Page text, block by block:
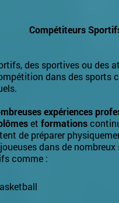
Compétiteurs
des sportives ou des
dans des sports
expériences
et formations
de préparer
dans de nombreux
comme :